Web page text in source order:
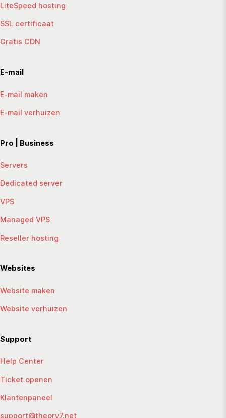
LiteSpeed hosting
SSL certificaat
Gratis CDN
E-mail
E-mail maken
E-mail verhuizen
Pro | Business
Servers
Dedicated server
VPS
Managed VPS
Reseller hosting
Websites
Website maken
Website verhuizen
Support
Help Center
Ticket openen
Klantenpaneel
support@theory7.net